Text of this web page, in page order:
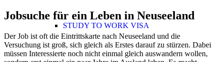
STUDY TO WORK VISA
Jobsuche für ein Leben in Neuseeland
Der Job ist oft die Eintrittskarte nach Neuseeland und die
Versuchung ist groß, sich gleich als Erstes darauf zu stürzen. Dabei
müssen Interessierte noch nicht einmal gleich auswandern wollen,